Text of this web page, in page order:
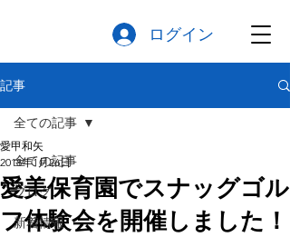
ログイン
記事
全ての記事
ブログ
新着情報
全ての記事
愛美保育園でスナッグゴル
フ体験会を開催しました！
愛甲和矢
2018年1月26日